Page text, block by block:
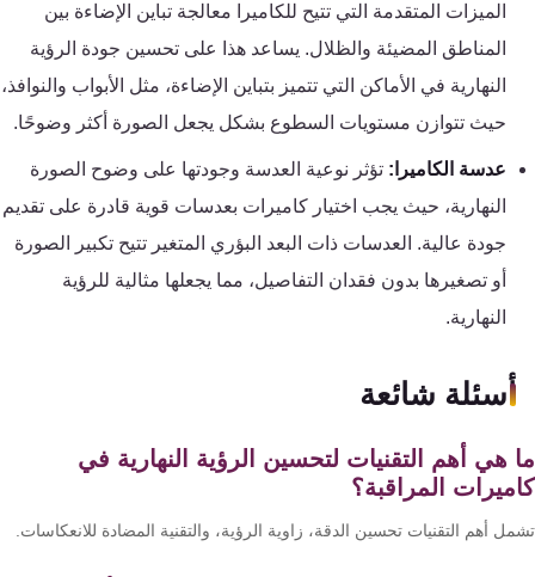
الميزات المتقدمة التي تتيح للكاميرا معالجة تباين الإضاءة بين
المناطق المضيئة والظلال. يساعد هذا على تحسين جودة الرؤية
النهارية في الأماكن التي تتميز بتباين الإضاءة، مثل الأبواب والنوافذ،
حيث تتوازن مستويات السطوع بشكل يجعل الصورة أكثر وضوحًا.
عدسة الكاميرا: تؤثر نوعية العدسة وجودتها على وضوح الصورة
النهارية، حيث يجب اختيار كاميرات بعدسات قوية قادرة على تقديم
جودة عالية. العدسات ذات البعد البؤري المتغير تتيح تكبير الصورة
أو تصغيرها بدون فقدان التفاصيل، مما يجعلها مثالية للرؤية
النهارية.
أسئلة شائعة
هي أهم التقنيات لتحسين الرؤية النهارية في
المراقبة؟
أهم التقنيات تحسين الدقة، زاوية الرؤية، والتقنية المضادة للانعكاسات.